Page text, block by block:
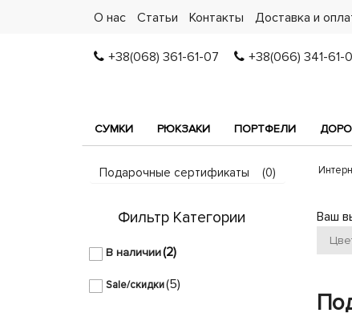
О нас Статьи Контакты Доставка и
+38(068) 361-61-07 +38(066) 341-61-
СУМКИ РЮКЗАКИ ПОРТФЕЛИ
Подарочные сертификаты (0)
Фильтр Категории
В наличии(2)
Sale/скидки(5)
Ваш